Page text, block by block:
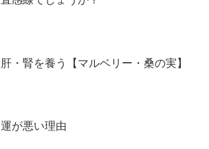
肝・腎を養う【マルベリー・桑の実】
運が悪い理由